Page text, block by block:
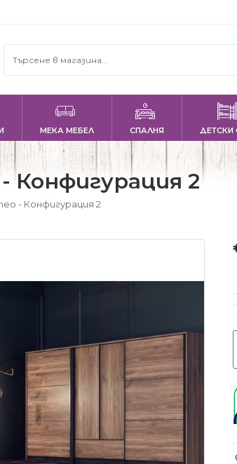
МЕКА МЕБЕЛ СПАЛНЯ ДЕТСКИ
- Конфигурация 2
2